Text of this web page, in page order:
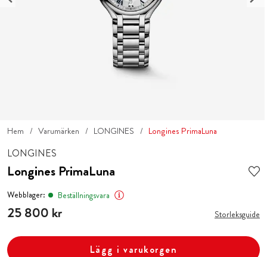
Hem Varumärken LONGINES Longines PrimaLuna
LONGINES
Longines PrimaLuna
Webblager: Beställningsvara
Pris :25 800 kr
25 800 kr Storleksguide
Lägg i varukorgen